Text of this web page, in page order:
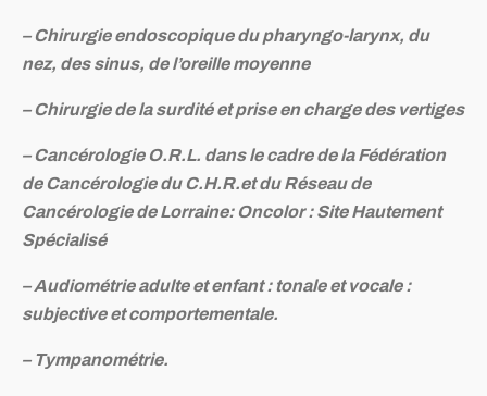
– Chirurgie endoscopique du pharyngo-larynx, du
nez, des sinus, de l’oreille moyenne
– Chirurgie de la surdité et prise en charge des vertiges
– Cancérologie O.R.L. dans le cadre de la Fédération
de Cancérologie du C.H.R.et du Réseau de
Cancérologie de Lorraine: Oncolor : Site Hautement
Spécialisé
– Audiométrie adulte et enfant : tonale et vocale :
subjective et comportementale.
– Tympanométrie.